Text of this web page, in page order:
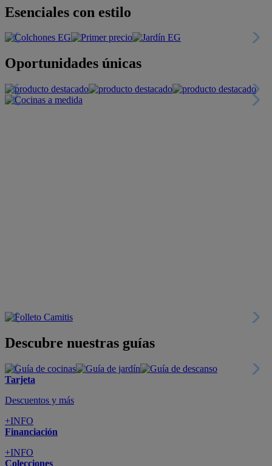
Esenciales con estilo
Oportunidades únicas
Descubre nuestras guías
Tarjeta
Descuentos y más
+INFO
Financiación
+INFO
Colecciones